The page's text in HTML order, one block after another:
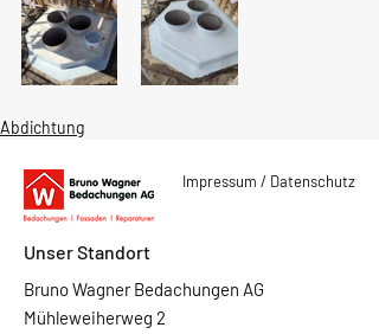
Abdichtung
Impressum / Datenschutz
Unser Standort
Bruno Wagner Bedachungen AG
Mühleweiherweg 2